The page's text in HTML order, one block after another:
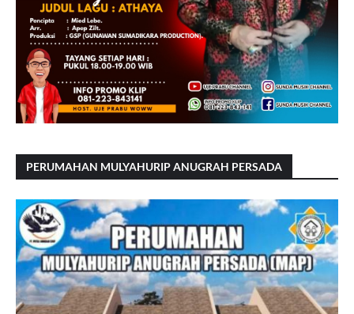
PERUMAHAN MULYAHURIP ANUGRAH PERSADA